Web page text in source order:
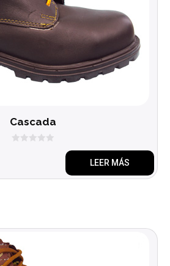
Cascada
LEER MÁS